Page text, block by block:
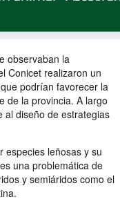
observaban la
Conicet realizaron un
podrían favorecer la
de la provincia. A largo
al diseño de estrategias
especies leñosas y su
una problemática de
y semiáridos como el